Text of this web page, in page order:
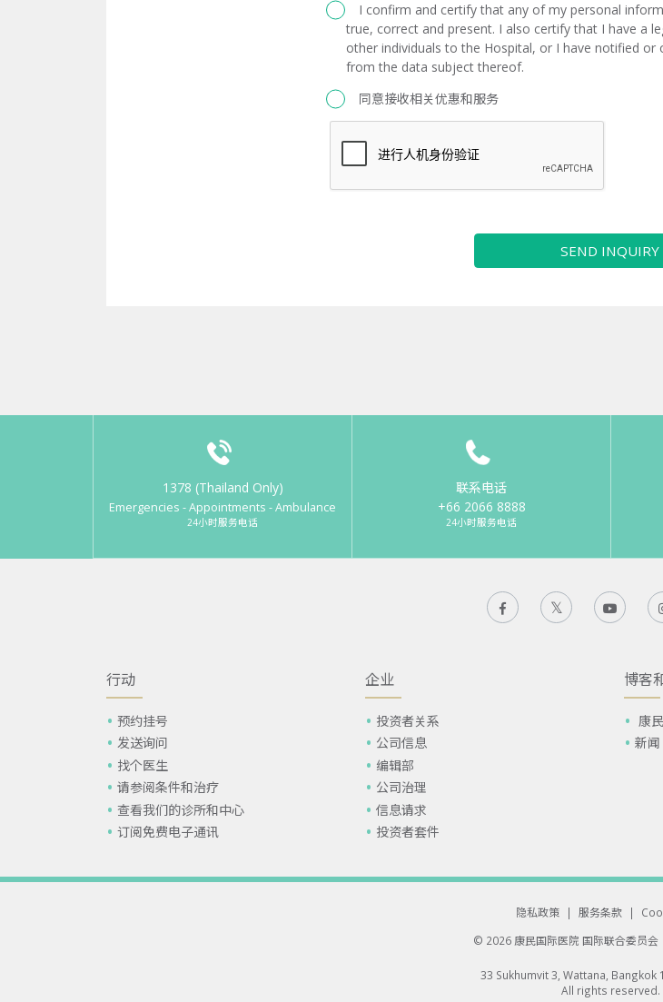
I confirm and certify that any of my personal
true, correct and present. I also certify that I have a
other individuals to the Hospital, or I have notified
from the data subject thereof.
同意接收相关优惠和服务
SEND INQUIRY
1378 (Thailand Only)
Emergencies - Appointments - Ambulance
24小时服务电话
联系电话
+66 2066 8888
24小时服务电话
行动
预约挂号
发送询问
找个医生
请参阅条件和治疗
查看我们的诊所和中心
订阅免费电子通讯
企业
投资者关系
公司信息
编辑部
公司治理
信息请求
投资者套件
博客
康
新闻
隐私政策 | 服务条款 |
© 2026 康民国际医院 国际联合委员会
33 Sukhumvit 3, Wattana, Bangkok
All rights reserved.